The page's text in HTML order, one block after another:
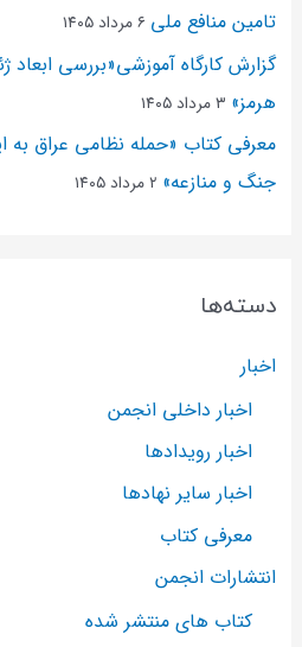
تامین منافع ملی ۶ مرداد ۱۴۰۵
گزارش کارگاه آموزشی«بررسی ابعاد
هرمز» ۳ مرداد ۱۴۰۵
معرفی کتاب «حمله نظامی عراق به
جنگ و منازعه» ۲ مرداد ۱۴۰۵
دسته‌ها
اخبار
اخبار داخلی انجمن
اخبار رویدادها
اخبار سایر نهادها
معرفی کتاب
انتشارات انجمن
کتاب های منتشر شده